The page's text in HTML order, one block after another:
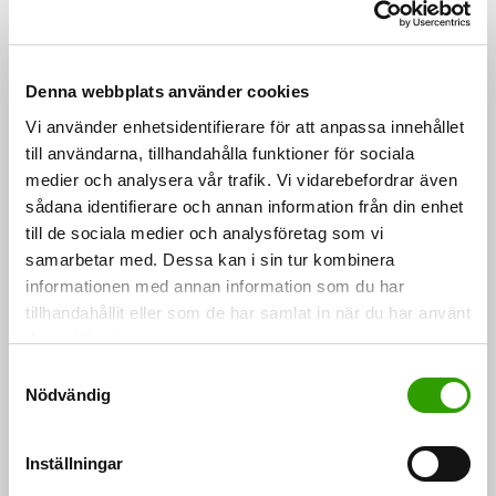
Denna webbplats använder cookies
Vi använder enhetsidentifierare för att anpassa innehållet
till användarna, tillhandahålla funktioner för sociala
medier och analysera vår trafik. Vi vidarebefordrar även
sådana identifierare och annan information från din enhet
till de sociala medier och analysföretag som vi
samarbetar med. Dessa kan i sin tur kombinera
informationen med annan information som du har
tillhandahållit eller som de har samlat in när du har använt
deras tjänster.
Nödvändig
Inställningar
En mer omfattande lansering av marknaden kräver
därför rättvisa ersättningar, tydliga verksamhetsvillkor
och en tillförlitlig verksamhetsmiljö. Utvecklingen av
marknaden kan stödjas till exempel genom olika
pilotförsök och utredningar.
Marknaden för naturvärden lämpar
sig särskilt för markägare som är
inriktade på marknadsvillkor
I utredningen jämfördes frivilliga
naturvärdesmarknader, ekologisk kompensation
enligt naturvårdslagen och statens skyddsprogram.
Enligt en bedömning kommer naturvärdesmarknaden
att locka till sig markägare som är inriktade på